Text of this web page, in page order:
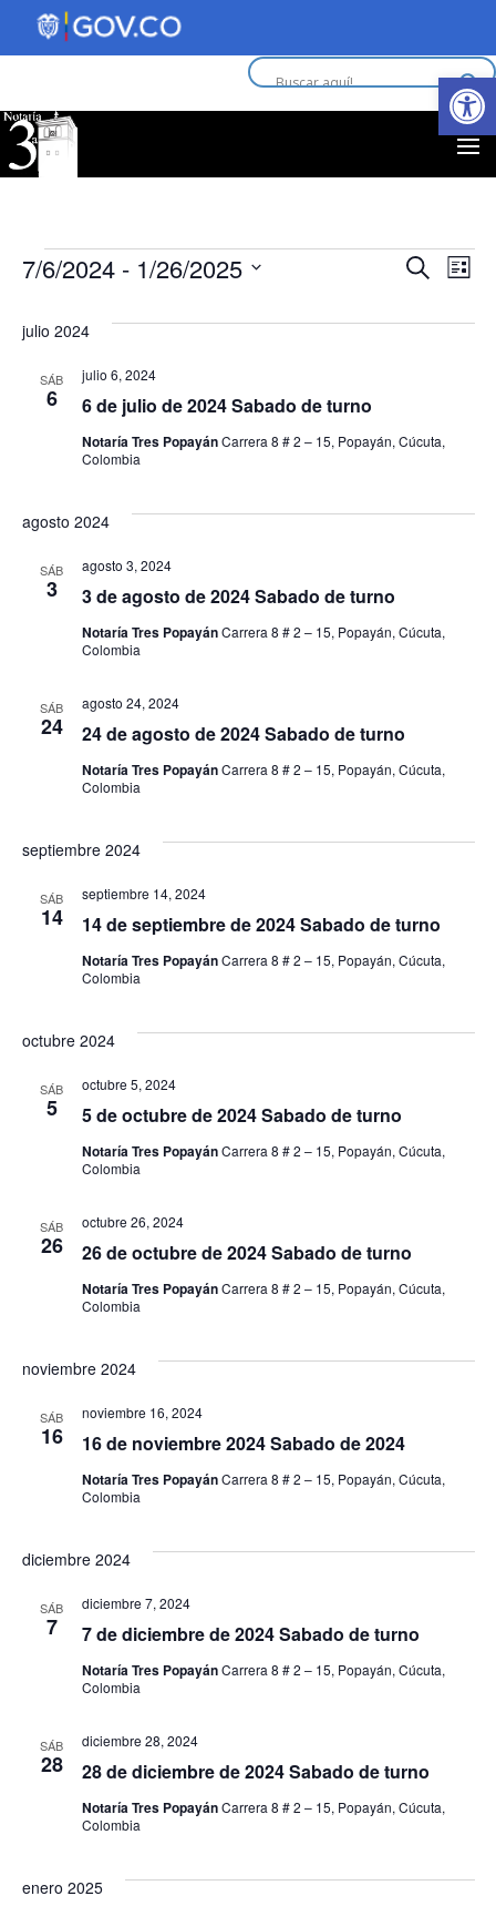
Abrir
Eventos
de
de
Buscar
Lista
7/6/2024 - 1/26/2025
lajulio 2024
SÁB
6 6 de julio de 2024 Sabado de turno
julio 6, 2024
Notaría Tres PopayánCarrera 8 # 2 – 15, Popayán, Cúcuta,
Colombia
agosto 2024
SÁB
3 3 de agosto de 2024 Sabado de turno
agosto 3, 2024
Notaría Tres PopayánCarrera 8 # 2 – 15, Popayán, Cúcuta,
Colombia
SÁB
24 24 de agosto de 2024 Sabado de turno
agosto 24, 2024
Notaría Tres PopayánCarrera 8 # 2 – 15, Popayán, Cúcuta,
Colombia
septiembre 2024
SÁB
14 14 de septiembre de 2024 Sabado de turno
septiembre 14, 2024
Notaría Tres PopayánCarrera 8 # 2 – 15, Popayán, Cúcuta,
Colombia
octubre 2024
SÁB
5 5 de octubre de 2024 Sabado de turno
octubre 5, 2024
Notaría Tres PopayánCarrera 8 # 2 – 15, Popayán, Cúcuta,
Colombia
SÁB
26 26 de octubre de 2024 Sabado de turno
octubre 26, 2024
Notaría Tres PopayánCarrera 8 # 2 – 15, Popayán, Cúcuta,
Colombia
noviembre 2024
SÁB
16 16 de noviembre 2024 Sabado de 2024
noviembre 16, 2024
Notaría Tres PopayánCarrera 8 # 2 – 15, Popayán, Cúcuta,
Colombia
diciembre 2024
SÁB
7 7 de diciembre de 2024 Sabado de turno
diciembre 7, 2024
Notaría Tres PopayánCarrera 8 # 2 – 15, Popayán, Cúcuta,
Colombia
SÁB
28 28 de diciembre de 2024 Sabado de turno
diciembre 28, 2024
Notaría Tres PopayánCarrera 8 # 2 – 15, Popayán, Cúcuta,
Colombia
enero 2025